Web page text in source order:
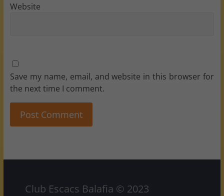
Website
Save my name, email, and website in this browser for
the next time I comment.
Club Escacs Balafia © 2023